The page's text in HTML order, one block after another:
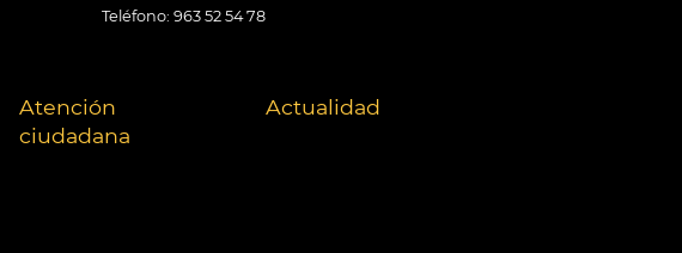
Teléfono: 963 52 54 78
Atención
ciudadana
Actualidad